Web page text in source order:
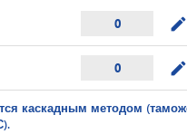
0 mode_edit
0 mode_edit
каскадным методом